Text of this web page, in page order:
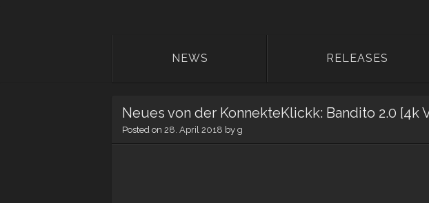
NEWS RELEASES
Neues von der KonnekteKlickk: Bandito 2.0 [4k
Posted on 28. April 2018 by g